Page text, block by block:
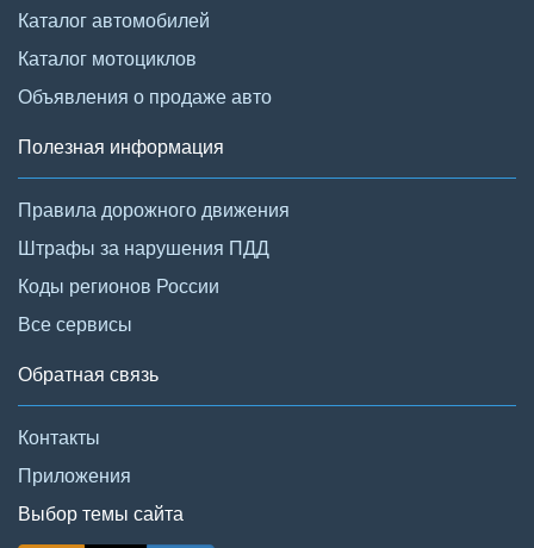
Каталог автомобилей
Каталог мотоциклов
Объявления о продаже авто
Полезная информация
Правила дорожного движения
Штрафы за нарушения ПДД
Коды регионов России
Все сервисы
Обратная связь
Контакты
Приложения
Выбор темы сайта